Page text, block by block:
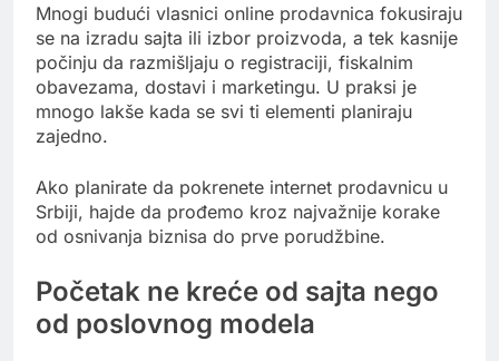
Mnogi budući vlasnici online prodavnica fokusiraju
se na izradu sajta ili izbor proizvoda, a tek kasnije
počinju da razmišljaju o registraciji, fiskalnim
obavezama, dostavi i marketingu. U praksi je
mnogo lakše kada se svi ti elementi planiraju
zajedno.
Ako planirate da pokrenete internet prodavnicu u
Srbiji, hajde da prođemo kroz najvažnije korake
od osnivanja biznisa do prve porudžbine.
Početak ne kreće od sajta nego
od poslovnog modela